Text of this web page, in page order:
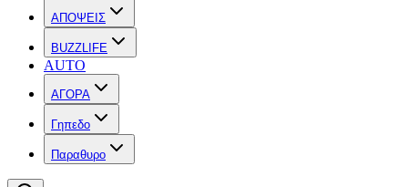
ΑΠΟΨΕΙΣ
BUZZLIFE
AUTO
ΑΓΟΡΑ
Γηπεδο
Παραθυρο